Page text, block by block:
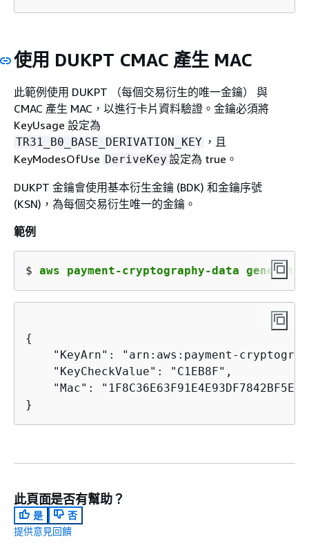
使用 DUKPT CMAC 產生 MAC
此範例使用 DUKPT （每個交易衍生的唯一金鑰） 與
CMAC 產生 MAC，以進行卡片資料驗證。金鑰必須將
KeyUsage 設定為
TR31_B0_BASE_DERIVATION_KEY ，且
KeyModesOfUse DeriveKey 設定為 true。
DUKPT 金鑰會使用基本衍生金鑰 (BDK) 和金鑰序號
(KSN)，為每個交易衍生唯一的金鑰。
範例
$ aws payment-cryptography-data
{
"KeyArn": "arn:aws:payment-
    "KeyCheckValue": "C1EB8F",
"Mac":
}
此頁面是否有幫助？
是
否
提供意見回饋